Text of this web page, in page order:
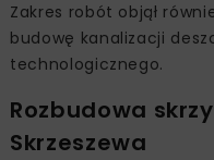
Zakres robót objął
budowę kanalizacji
technologicznego.
Rozbudowa
Skrzeszewa